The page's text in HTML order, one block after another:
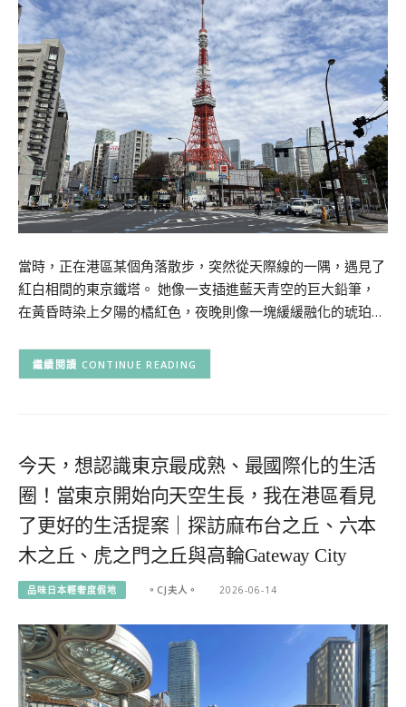
當時，正在港區某個角落散步，突然從天際線的一隅，遇見了
紅白相間的東京鐵塔。 她像一支插進藍天青空的巨大鉛筆，
在黃昏時染上夕陽的橘紅色，夜晚則像一塊緩緩融化的琥珀…
CONTINUE READING
今天，想認識東京最成熟、最國際化的生活
圈！當東京開始向天空生長，我在港區看見
了更好的生活提案｜探訪麻布台之丘、六本
木之丘、虎之門之丘與高輪Gateway City
品味日本輕奢度假地 。CJ夫人。 2026-06-14